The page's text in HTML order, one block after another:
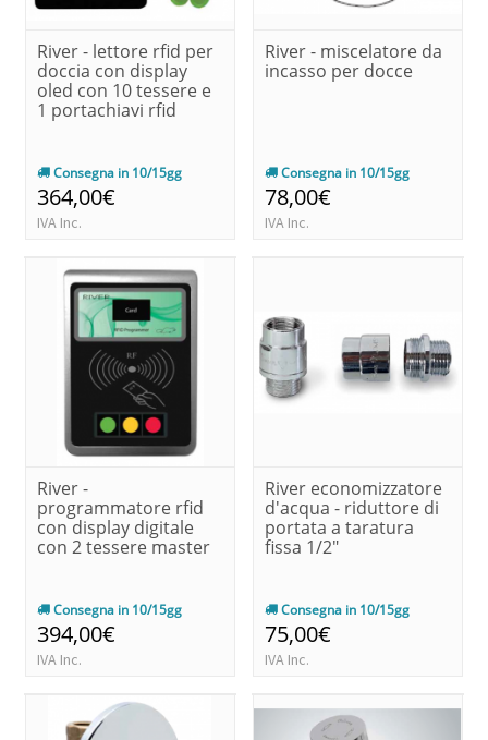
River - lettore rfid per
doccia con display
oled con 10 tessere e
1 portachiavi rfid
Consegna in 10/15gg
364,00€
IVA Inc.
River - miscelatore da
incasso per docce
Consegna in 10/15gg
78,00€
IVA Inc.
River -
programmatore rfid
con display digitale
con 2 tessere master
Consegna in 10/15gg
394,00€
IVA Inc.
River economizzatore
d'acqua - riduttore di
portata a taratura
fissa 1/2"
Consegna in 10/15gg
75,00€
IVA Inc.